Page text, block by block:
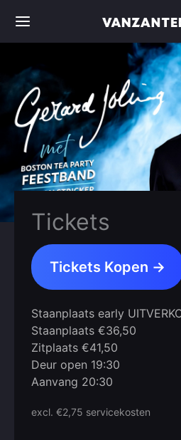
naar
de
Tickets
Tickets Kopen →
Staanplaats early
Staanplaats €36,50
Zitplaats €41,50
Deur open 19:30
Aanvang 20:30
excl. €2,75 servicekosten